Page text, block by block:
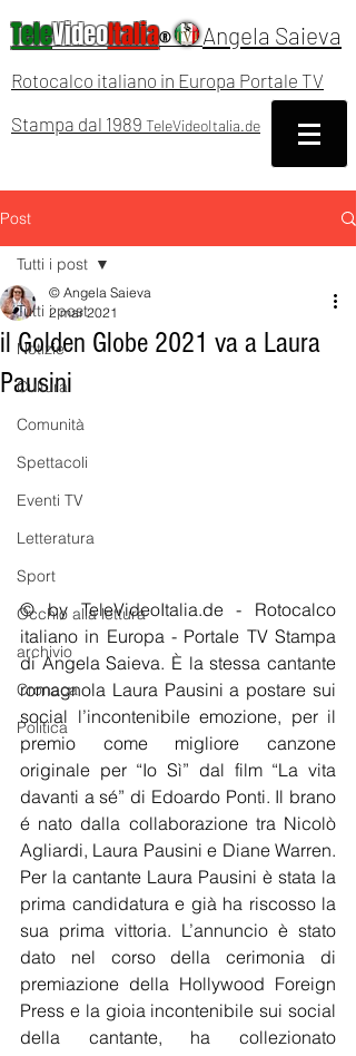
TeleVideoItalia® Angela Saieva
Rotocalco italiano in Europa Portale TV
Stampa dal 1989 TeleVideoItalia.de
Post
Tutti i post
Notizie
Cultura
Comunità
Spettacoli
Eventi TV
Letteratura
Sport
Occhio alla lettura
archivio
Cronaca
Politica
Tutti i post
il Golden Globe 2021 va a Laura
Pausini
© Angela Saieva
2 mar 2021
© by TeleVideoItalia.de - Rotocalco
italiano in Europa - Portale TV Stampa
di Angela Saieva. È la stessa cantante
romagnola Laura Pausini a postare sui
social l’incontenibile emozione, per il
premio come migliore canzone
originale per “Io Sì” dal film “La vita
davanti a sé” di Edoardo Ponti. Il brano
é nato dalla collaborazione tra Nicolò
Agliardi, Laura Pausini e Diane Warren.
Per la cantante Laura Pausini è stata la
prima candidatura e già ha riscosso la
sua prima vittoria. L’annuncio è stato
dato nel corso della cerimonia di
premiazione della Hollywood Foreign
Press e la gioia incontenibile sui social
della cantante, ha collezionato